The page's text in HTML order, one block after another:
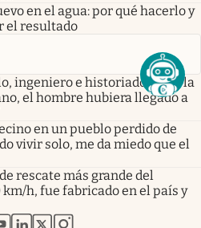
en el agua: por qué hacerlo y
el resultado
ingeniero e historiador: “Sin la
el hombre hubiera llegado a
en un pueblo perdido de
vivir solo, me da miedo que el
rescate más grande del
h, fue fabricado en el país y
en nueva pestaña
abre en nueva pestaña
abre en nueva pestaña
abre en nueva pestaña
abre en nueva pestaña